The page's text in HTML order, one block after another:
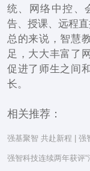
统、网络中控、
告、授课、远程
总的来说，智慧
足，大大丰富了
促进了师生之间
长。
相关推荐：